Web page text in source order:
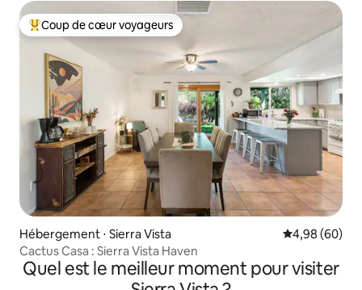
Coups de cœur voyageurs les plus appréciés
Coup de cœur voyageurs
Hébergement ⋅ Sierra Vista Évaluation
4,98 (60)
Cactus Casa : Sierra Vista Haven
Quel est le meilleur moment pour visiter